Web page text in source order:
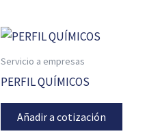
Servicio a empresas
PERFIL QUÍMICOS
Añadir a cotización